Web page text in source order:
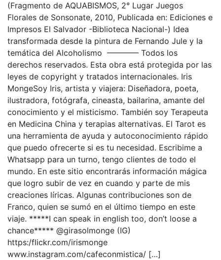
(Fragmento de AQUABISMOS, 2° Lugar Juegos
Florales de Sonsonate, 2010, Publicada en: Ediciones e
Impresos El Salvador -Biblioteca Nacional-) Idea
transformada desde la pintura de Fernando Jule y la
temática del Alcoholismo ———— Todos los
derechos reservados. Esta obra está protegida por las
leyes de copyright y tratados internacionales. Iris
MongeSoy Iris, artista y viajera: Diseñadora, poeta,
ilustradora, fotógrafa, cineasta, bailarina, amante del
conocimiento y el misticismo. También soy Terapeuta
en Medicina China y terapias alternativas. El Tarot es
una herramienta de ayuda y autoconocimiento rápido
que puedo ofrecerte si es tu necesidad. Escribime a
Whatsapp para un turno, tengo clientes de todo el
mundo. En este sitio encontrarás información mágica
que logro subir de vez en cuando y parte de mis
creaciones líricas. Algunas contribuciones son de
Franco, quien se sumó en el último tiempo en este
viaje. *****I can speak in english too, don’t loose a
chance***** @girasolmonge (IG)
https:/flickr.com/irismonge
www.instagram.com/cafeconmistica/ […]